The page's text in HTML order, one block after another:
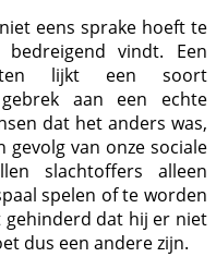
eens sprake hoeft te
vindt. Een
lijkt een soort
aan een echte
dat het anders was,
van onze sociale
slachtoffers alleen
spelen of te worden
dat hij er niet
dus een andere zijn.